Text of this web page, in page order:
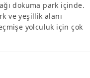
dokuma park içinde.
ve yeşillik alanı
yolculuk için çok